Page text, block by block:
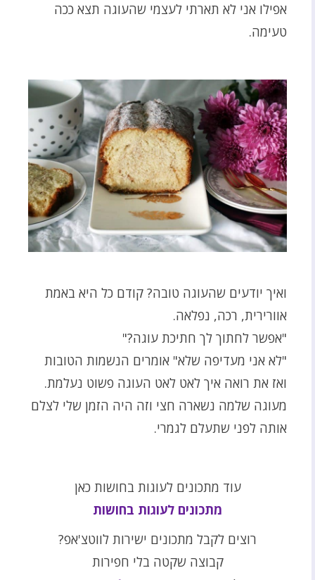
אפילו אני לא תארתי לעצמי שהעוגה תצא ככה
טעימה.
ואיך יודעים שהעוגה טובה? קודם כל היא באמת
אוורירית, רכה, נפלאה.
"אפשר לחתוך לך חתיכת עוגה?"
"לא אני מעדיפה שלא" אומרים הנשמות הטובות
ואז את רואה איך לאט לאט העוגה פשוט נעלמת.
מעוגה שלמה נשארה חצי וזה היה הזמן שלי לצלם
אותה לפני שתעלם לגמרי.
עוד מתכונים לעוגות בחושות כאן
מתכונים לעוגות בחושות
רוצים לקבל מתכונים ישירות לווטצ'אפ?
קבוצה שקטה בלי חפירות